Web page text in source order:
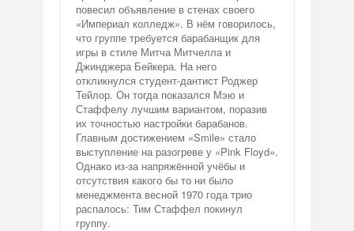
повесил объявление в стенах своего
«Империал колледж». В нём говорилось,
что группе требуется барабанщик для
игры в стиле Митча Митчелла и
Джинджера Бейкера. На него
откликнулся студент-дантист Роджер
Тейлор. Он тогда показался Мэю и
Стаффелу лучшим вариантом, поразив
их точностью настройки барабанов.
Главным достижением «Smile» стало
выступление на разогреве у «Pink Floyd».
Однако из-за напряжённой учёбы и
отсутствия какого бы то ни было
менеджмента весной 1970 года трио
распалось: Тим Стаффел покинул
группу.